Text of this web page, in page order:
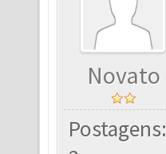
Novato
Postagens: